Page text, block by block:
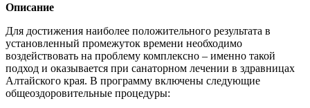
Описание
Для достижения наиболее положительного результата в
установленный промежуток времени необходимо
воздействовать на проблему комплексно – именно такой
подход и оказывается при санаторном лечении в здравницах
Алтайского края. В программу включены следующие
общеоздоровительные процедуры: